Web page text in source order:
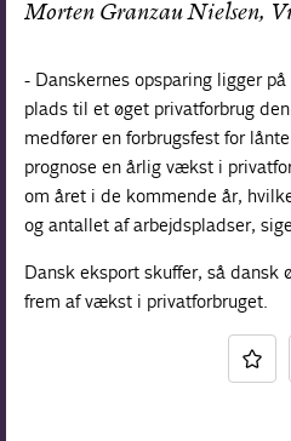
Morten Granzau Nielsen,
- Danskernes opsparing ligger
plads til et øget privatforbrug
medfører en forbrugsfest for
prognose en årlig vækst i
om året i de kommende år,
og antallet af arbejdspladser,
Dansk eksport skuffer, så
frem af vækst i privatforbruget.